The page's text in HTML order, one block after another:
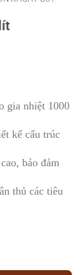
gia nhiệt 1000
kế cấu trúc
bảo đảm
thủ các tiêu